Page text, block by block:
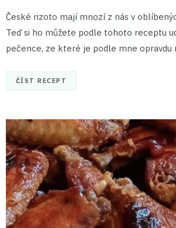
České rizoto mají mnozí z nás v
Teď si ho můžete podle tohoto receptu
pečence, ze které je podle mne opravdu
ČÍST RECEPT